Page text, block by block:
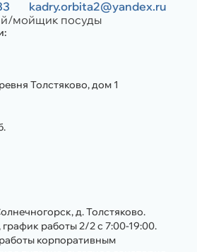
kadry.orbita2@yandex.ru
мойщик посуды
Толстяково, дом 1
д. Толстяково.
работы 2/2 с 7:00-19:00.
корпоративным